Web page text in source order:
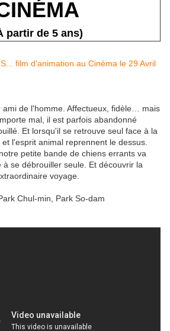
partir de 5 ans)
ami de l'homme. Affectueux, fidèle… mais
mal, il est parfois abandonné
Et lorsqu'il se retrouve seul face à la
l'esprit animal reprennent le dessus.
petite bande de chiens errants va
se débrouiller seule. Et découvrir la
voyage.
Chul-min, Park So-dam